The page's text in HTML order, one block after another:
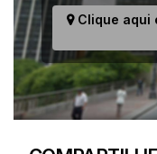
Clique aqui